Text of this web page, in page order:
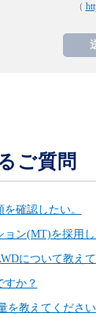
（
ご質問
確認したい。
ン(MT)を採用
について教え
すか？
を教えてください